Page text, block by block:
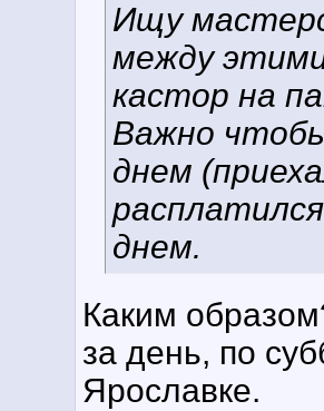
Ищу
между
кастор на
Важно
днем
днем.
Каким
за день, по
Ярославке.